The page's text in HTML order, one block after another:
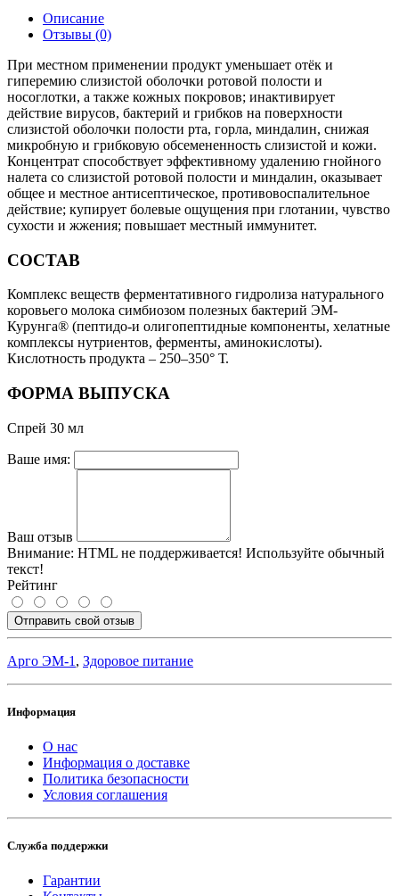
Описание
Отзывы (0)
При местном применении продукт уменьшает отёк и
гиперемию слизистой оболочки ротовой полости и
носоглотки, а также кожных покровов; инактивирует
действие вирусов, бактерий и грибков на поверхности
слизистой оболочки полости рта, горла, миндалин, снижая
микробную и грибковую обсемененность слизистой и кожи.
Концентрат способствует эффективному удалению гнойного
налета со слизистой ротовой полости и миндалин, оказывает
общее и местное антисептическое, противовоспалительное
действие; купирует болевые ощущения при глотании, чувство
сухости и жжения; повышает местный иммунитет.
СОСТАВ
Комплекс веществ ферментативного гидролиза натурального
коровьего молока симбиозом полезных бактерий ЭМ-
Курунга® (пептидо-и олигопептидные компоненты, хелатные
комплексы нутриентов, ферменты, аминокислоты).
Кислотность продукта – 250–350° Т.
ФОРМА ВЫПУСКА
Спрей 30 мл
Ваше имя:
Ваш отзыв
Внимание: HTML не поддерживается! Используйте обычный
текст!
Рейтинг
Отправить свой отзыв
Арго ЭМ-1 , Здоровое питание
Информация
О нас
Информация о доставке
Политика безопасности
Условия соглашения
Служба поддержки
Гарантии